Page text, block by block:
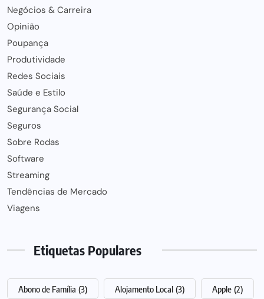
Negócios & Carreira
Opinião
Poupança
Produtividade
Redes Sociais
Saúde e Estilo
Segurança Social
Seguros
Sobre Rodas
Software
Streaming
Tendências de Mercado
Viagens
Etiquetas Populares
Abono de Família (3) Alojamento Local (3) Apple (2)